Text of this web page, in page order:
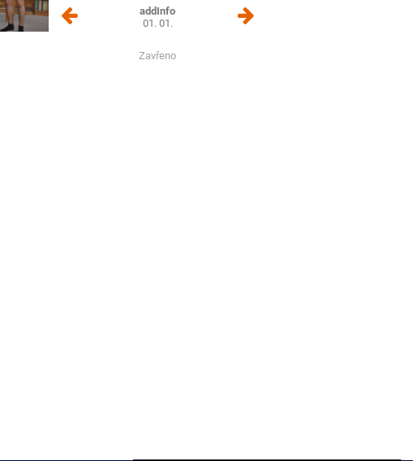
addInfo
01. 01.
Zavřeno